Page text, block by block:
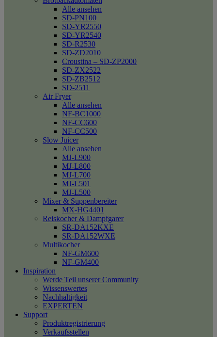
Alle ansehen
SD-PN100
SD-YR2550
SD-YR2540
SD-R2530
SD-ZD2010
Croustina – SD-ZP2000
SD-ZX2522
SD-ZB2512
SD-2511
Air Fryer
Alle ansehen
NF-BC1000
NF-CC600
NF-CC500
Slow Juicer
Alle ansehen
MJ-L900
MJ-L800
MJ-L700
MJ-L501
MJ-L500
Mixer & Suppenbereiter
MX-HG4401
Reiskocher & Dampfgarer
SR-DA152KXE
SR-DA152WXE
Multikocher
NF-GM600
NF-GM400
Inspiration
Werde Teil unserer Community
Wissenswertes
Nachhaltigkeit
EXPERTEN
Support
Produktregistrierung
Verkaufsstellen